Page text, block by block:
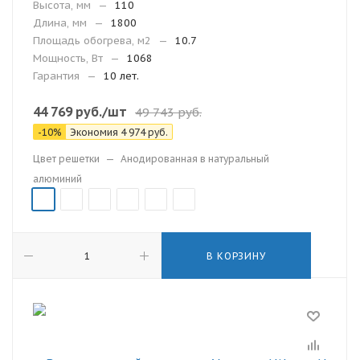
Высота, мм —
110
Длина, мм
—
1800
Площадь обогрева, м2
—
10.7
Мощность, Вт
—
1068
Гарантия
— 10 лет.
44 769руб./шт 49 743руб.
-10% Экономия 4 974руб.
Цвет решетки — Анодированная в натуральный
алюминий
В КОРЗИНУ